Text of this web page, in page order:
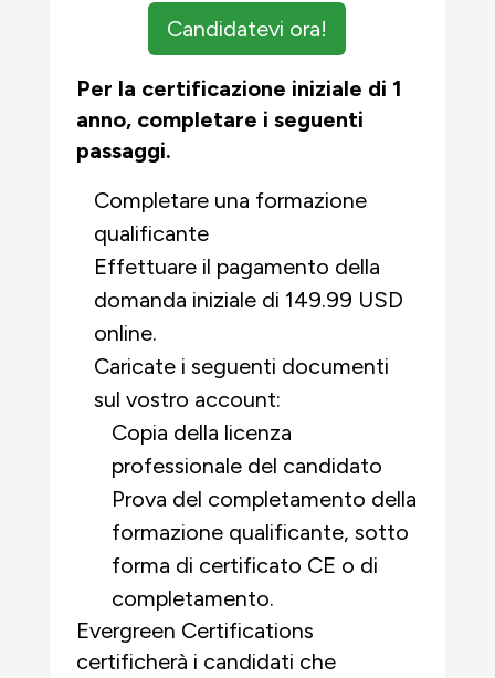
Candidatevi ora!
Per la certificazione iniziale di 1
anno, completare i seguenti
passaggi.
Completare una formazione
qualificante
Effettuare il pagamento della
domanda iniziale di 149.99 USD
online.
Caricate i seguenti documenti
sul vostro account:
Copia della licenza
professionale del candidato
Prova del completamento della
formazione qualificante, sotto
forma di certificato CE o di
completamento.
Evergreen Certifications
certificherà i candidati che